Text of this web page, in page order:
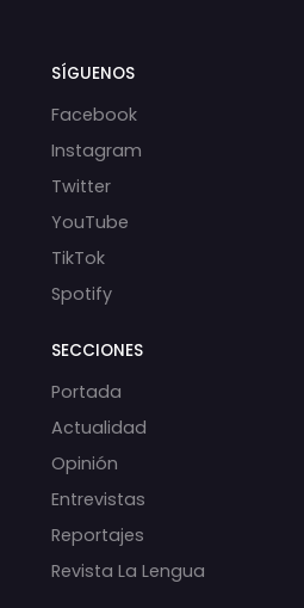
SÍGUENOS
Facebook
Instagram
Twitter
YouTube
TikTok
Spotify
SECCIONES
Portada
Actualidad
Opinión
Entrevistas
Reportajes
Revista La Lengua